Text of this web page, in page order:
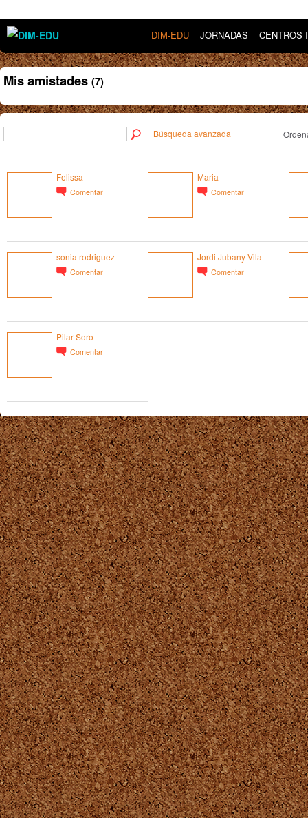
DIM-EDU JORNADAS CENTROS
Mis amistades (7)
Búsqueda avanzada
Felissa
Comentar
Maria
Comentar
sonia rodriguez
Comentar
Jordi Jubany Vila
Comentar
Pilar Soro
Comentar